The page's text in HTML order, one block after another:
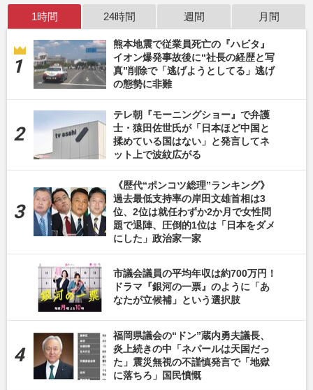
1時間 24時間 週間 月間
熊本地震で従業員死亡の『ハビタ』
イオン爆発事故後に“社長の経歴と写
真”削除で「逃げようとしてる」逃げ
の態勢に非難
テレ朝『モーニングショー』で弁護
士・猿田佐世氏が「日本ほど中国と
揉めている国はない」と発言してネ
ット上で波紋広がる
《歴代“ポンコツ総理”ランキング》
過去最低支持率の岸田文雄首相は3
位、2位は就任わずか2か月で女性問
題で退陣、圧倒的1位は「日本をダメ
にした」政治家一家
市議会議員の平均年収は約700万円！
ドラマ『銀河の一票』のように「あ
なたが立候補」という選択肢
福岡県議会の“ドン”蔵内勇夫議長、
炎上続きの中「ネパールは天国だっ
た」震災無視の不謹慎発言で「地獄
に落ちろ」国民憤慨